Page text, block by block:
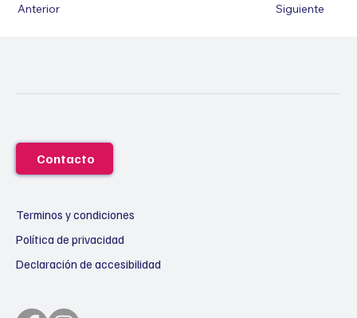
Anterior Siguiente
Contacto
Terminos y condiciones
Política de privacidad
Declaración de accesibilidad